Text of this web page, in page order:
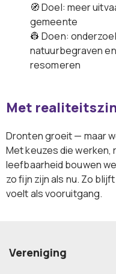
🧭 Doel: meer
gemeente
👷 Doen:
natuurbegraven
resomeren
Met
Dronten groeit — maar
Met keuzes die
leefbaarheid bouwen
zo fijn zijn als nu. Zo
voelt als vooruitgang.
Vereniging